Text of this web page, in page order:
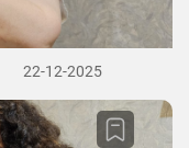
22-12-2025